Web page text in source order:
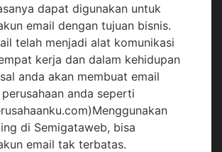
dapat digunakan untuk
email dengan tujuan bisnis.
telah menjadi alat komunikasi
kerja dan dalam kehidupan
anda akan membuat email
anda seperti
di Semigataweb, bisa
email tak terbatas.